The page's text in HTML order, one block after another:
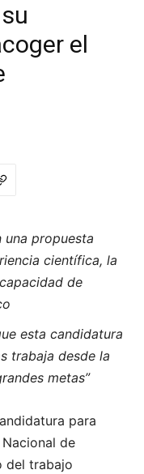
el
una propuesta
científica, la
de
esta candidatura
trabaja desde la
metas”
para
de
del trabajo